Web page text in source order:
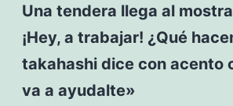
Una tendera llega al
¡Hey, a trabajar! ¿Qué
takahashi dice con acento
va a ayudalte»